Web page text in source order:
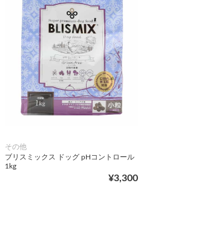
その他
ブリスミックス ドッグ pHコントロール
1kg
¥3,300